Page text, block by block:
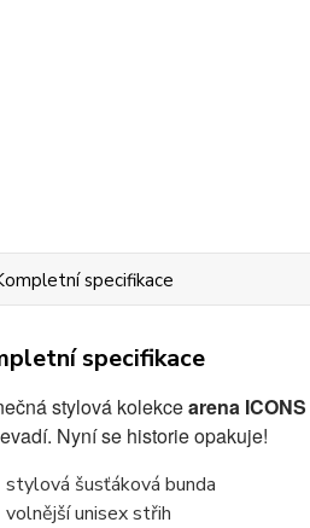
specifikace
specifikace
stylová kolekcearena ICONS
Nyní se historie opakuje!
stylová šusťáková bunda
volnější unisex střih